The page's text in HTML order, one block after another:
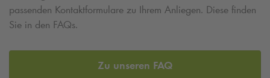
passenden Kontaktformulare zu Ihrem Anliegen. Diese finden
Sie in den FAQs.
Zu unseren FAQ